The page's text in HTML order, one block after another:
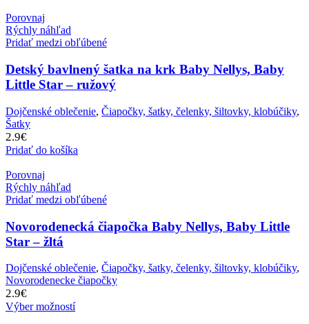
Porovnaj
Rýchly náhľad
Pridať medzi obľúbené
Detský bavlnený šatka na krk Baby Nellys, Baby
Little Star – ružový
Dojčenské oblečenie, Čiapočky, šatky, čelenky, šiltovky, klobúčiky,
Šatky
2.9€
Pridať do košíka
Porovnaj
Rýchly náhľad
Pridať medzi obľúbené
Novorodenecká čiapočka Baby Nellys, Baby Little
Star – žltá
Dojčenské oblečenie, Čiapočky, šatky, čelenky, šiltovky, klobúčiky,
Novorodenecke čiapočky
2.9€
Výber možností